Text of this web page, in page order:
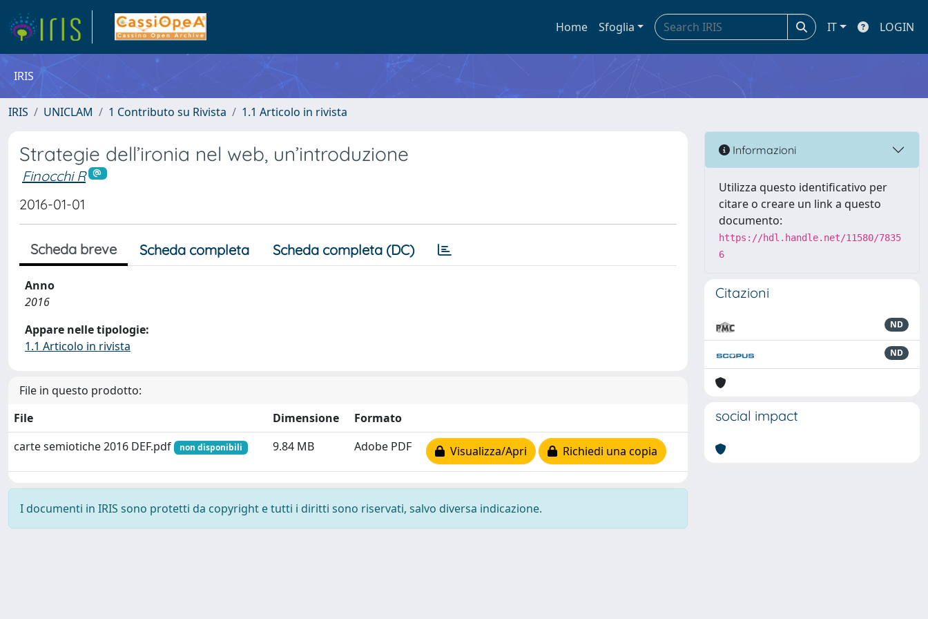
Home Sfoglia IT LOGIN
IRIS
IRIS UNICLAM 1 Contributo su Rivista 1.1 Articolo in rivista
Strategie dell’ironia nel web, un’introduzione
Finocchi R
2016-01-01
Scheda breve Scheda completa Scheda completa (DC)
Anno
2016
Appare nelle tipologie:
1.1 Articolo in rivista
File in questo prodotto:
File
Dimensione
Formato
carte semiotiche 2016 DEF.pdf
non disponibili 9.84 MB Adobe PDF Visualizza/Apri Richiedi una copia
I documenti in IRIS sono protetti da copyright e tutti i diritti sono riservati, salvo diversa indicazione.
Informazioni
Utilizza questo identificativo per
citare o creare un link a questo
documento:
https://hdl.handle.net/11580/7835
6
Citazioni
ND
ND
social impact